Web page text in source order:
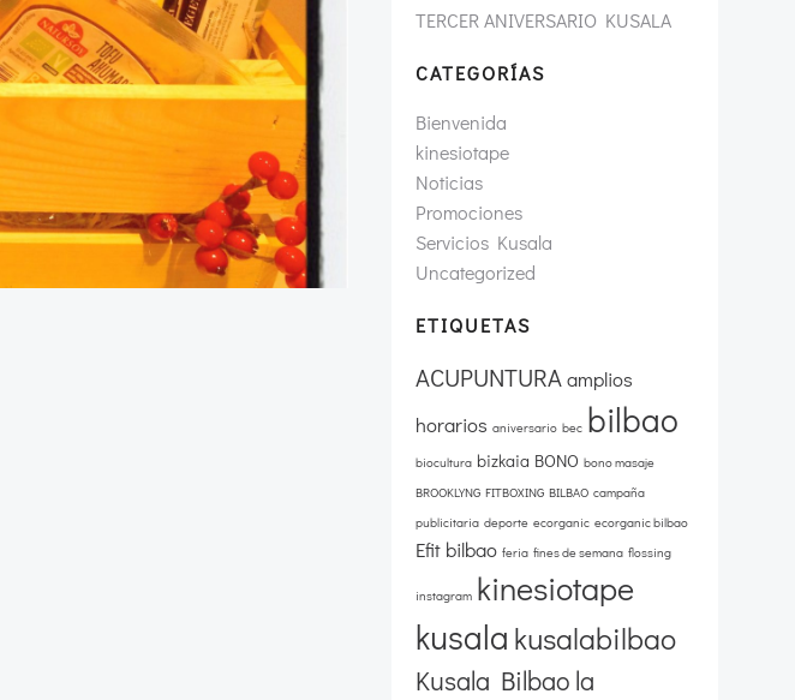
TERCER ANIVERSARIO KUSALA
CATEGORÍAS
Bienvenida
kinesiotape
Noticias
Promociones
Servicios Kusala
Uncategorized
ETIQUETAS
ACUPUNTURA amplios
horarios aniversario bec bilbao
biocultura bizkaia BONO bono masaje
BROOKLYNG FITBOXING BILBAO campaña
publicitaria deporte ecorganic ecorganic bilbao
Efit bilbao feria fines de semana flossing
instagram kinesiotape
kusala kusalabilbao
Kusala Bilbao la